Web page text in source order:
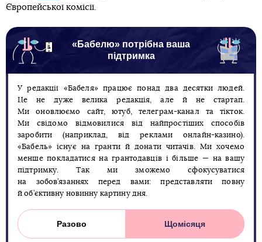
Європейської комісії.
«Бабелю» потрібна ваша
підтримка
У редакції «Бабеля» працює понад два десятки людей.
Це не дуже велика редакція, але й не стартап.
Ми оновлюємо сайт, ютуб, телеграм-канал та тікток.
Ми свідомо відмовилися від найпростіших способів
заробити (наприклад, від реклами онлайн-казино).
«Бабель» існує на гранти й донати читачів. Ми хочемо
менше покладатися на грантодавців і більше — на вашу
підтримку. Так ми зможемо сфокусуватися
на зобов’язаннях перед вами: представляти повну
й об’єктивну новинну картину дня.
Разово Щомісяця